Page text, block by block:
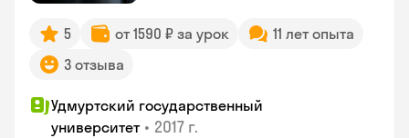
5 от 1590 ₽ за урок
11 лет опыта
3 отзыва
Удмуртский государственный
университет • 2017 г.